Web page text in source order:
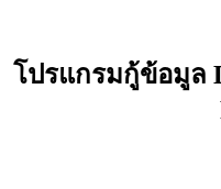
โปรแกรมกู้ข้อมูล